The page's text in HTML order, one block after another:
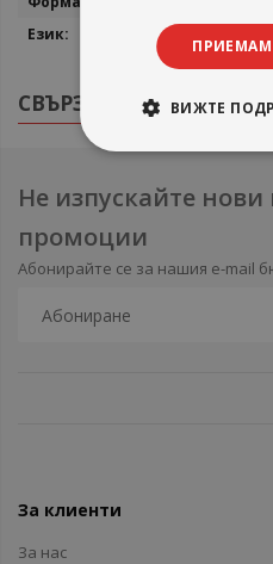
български
СВЪРЗАНИ ПРОДУКТИ
Не изпускайте
промоции
Абонирайте се за нашия e-mail
За клиенти
За нас
ВИЖТЕ